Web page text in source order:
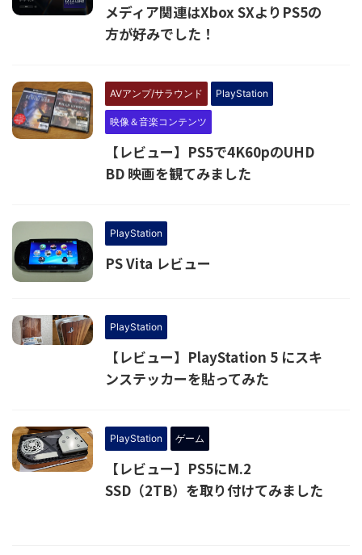
メディア関連はXbox SXよりPS5の
方が好みでした！
AVアンプ/サラウンド PlayStation
映像＆音楽コンテンツ
【レビュー】PS5で4K60pのUHD
BD 映画を観てみました
PlayStation
PS Vita レビュー
PlayStation
【レビュー】PlayStation 5 にスキ
ンステッカーを貼ってみた
PlayStation ゲーム
【レビュー】PS5にM.2
SSD（2TB）を取り付けてみました